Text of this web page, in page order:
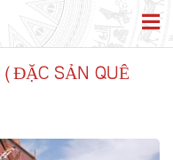
SẢN QUÊ